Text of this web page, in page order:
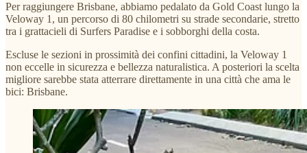
Per raggiungere Brisbane, abbiamo pedalato da Gold Coast lungo la
Veloway 1, un percorso di 80 chilometri su strade secondarie, stretto
tra i grattacieli di Surfers Paradise e i sobborghi della costa.
Escluse le sezioni in prossimità dei confini cittadini, la Veloway 1
non eccelle in sicurezza e bellezza naturalistica. A posteriori la scelta
migliore sarebbe stata atterrare direttamente in una città che ama le
bici: Brisbane.